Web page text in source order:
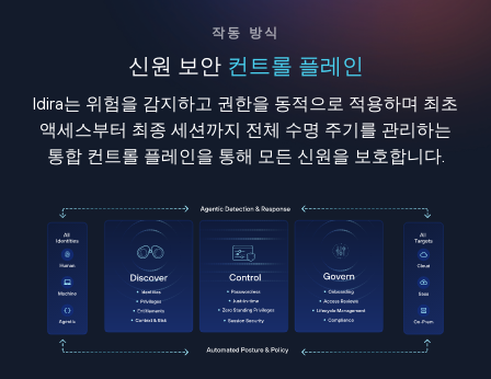
작동 방식
신원 보안 컨트롤 플레인
Idira는 위험을 감지하고 권한을 동적으로 적용하며 최초
액세스부터 최종 세션까지 전체 수명 주기를 관리하는
통합 컨트롤 플레인을 통해 모든 신원을 보호합니다.